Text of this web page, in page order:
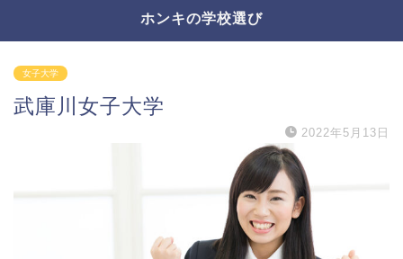
ホンキの学校選び
女子大学
武庫川女子大学
2022年5月13日